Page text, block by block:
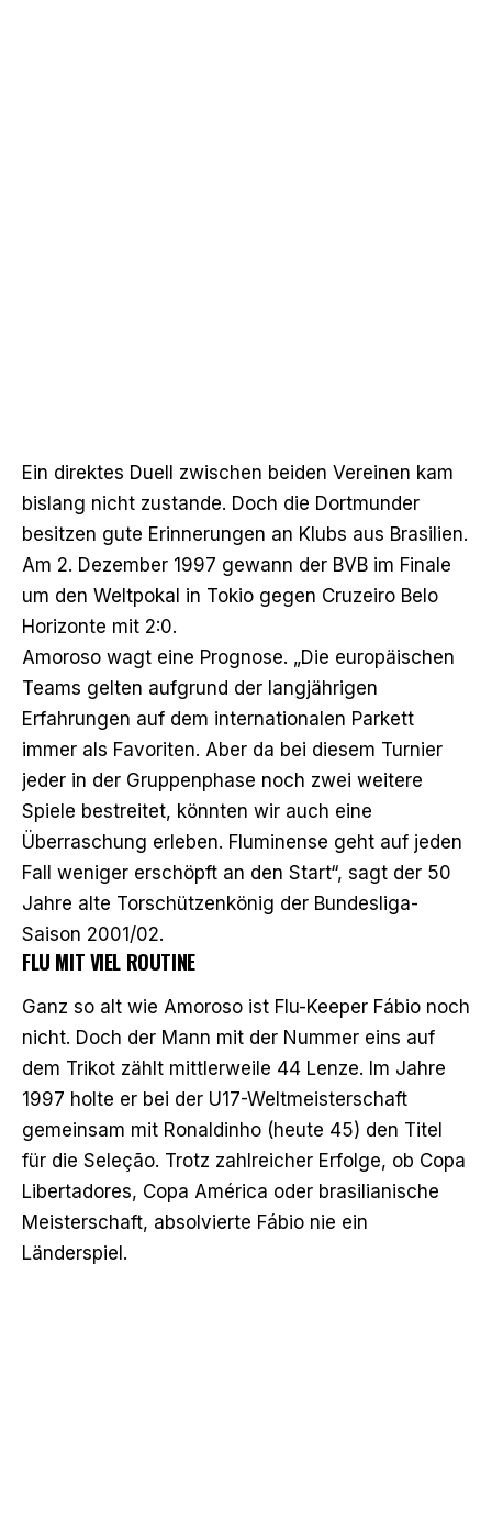
Ein direktes Duell zwischen beiden Vereinen kam
bislang nicht zustande. Doch die Dortmunder
besitzen gute Erinnerungen an Klubs aus Brasilien.
Am 2. Dezember 1997 gewann der BVB im Finale
um den Weltpokal in Tokio gegen Cruzeiro Belo
Horizonte mit 2:0.
Amoroso wagt eine Prognose. „Die europäischen
Teams gelten aufgrund der langjährigen
Erfahrungen auf dem internationalen Parkett
immer als Favoriten. Aber da bei diesem Turnier
jeder in der Gruppenphase noch zwei weitere
Spiele bestreitet, könnten wir auch eine
Überraschung erleben. Fluminense geht auf jeden
Fall weniger erschöpft an den Start“, sagt der 50
Jahre alte Torschützenkönig der Bundesliga-
Saison 2001/02.
FLU MIT VIEL ROUTINE
Ganz so alt wie Amoroso ist Flu-Keeper Fábio noch
nicht. Doch der Mann mit der Nummer eins auf
dem Trikot zählt mittlerweile 44 Lenze. Im Jahre
1997 holte er bei der U17-Weltmeisterschaft
gemeinsam mit Ronaldinho (heute 45) den Titel
für die Seleção. Trotz zahlreicher Erfolge, ob Copa
Libertadores, Copa América oder brasilianische
Meisterschaft, absolvierte Fábio nie ein
Länderspiel.